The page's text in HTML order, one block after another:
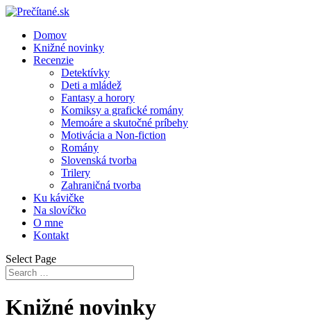
Domov
Knižné novinky
Recenzie
Detektívky
Deti a mládež
Fantasy a horory
Komiksy a grafické romány
Memoáre a skutočné príbehy
Motivácia a Non-fiction
Romány
Slovenská tvorba
Trilery
Zahraničná tvorba
Ku kávičke
Na slovíčko
O mne
Kontakt
Select Page
Knižné novinky